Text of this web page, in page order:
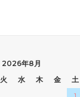
2026年8月
火 水 木 金
土